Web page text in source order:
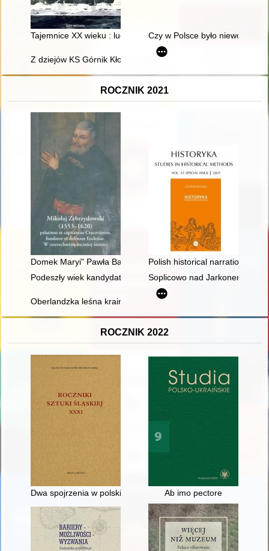
Tajemnice XX wieku : ludzie, sensacje, wydarzenia : historie
Czy w Polsce było
Z dziejów KS Górnik Kłodawa
ROCZNIK 2021
Domek Maryi" Pawła Baudartha i ołtarz Matki Boskiej
Polish historical narration and
Podeszły wiek kandydatów przy nominacjach biskupów
Soplicowo nad Jarkonem :
Oberlandzka leśna kraina
ROCZNIK 2022
Dwa spojrzenia w polskiej fotografii PRL-u : twórczość
Ab imo pectore